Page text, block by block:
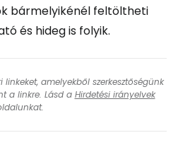
bármelyikénél feltöltheti
és hideg is folyik.
amelyekből szerkesztőségünk
a linkre. Lásd a Hirdetési irányelvek